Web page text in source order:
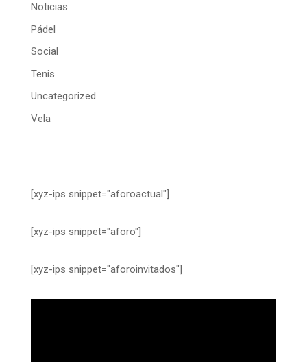
Noticias
Pádel
Social
Tenis
Uncategorized
Vela
[xyz-ips snippet="aforoactual"]
[xyz-ips snippet="aforo"]
[xyz-ips snippet="aforoinvitados"]